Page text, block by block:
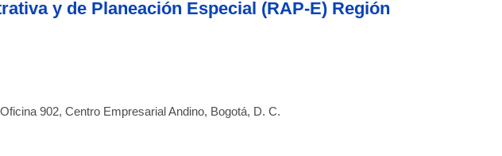
y de Planeación Especial (RAP-E) Región
902, Centro Empresarial Andino, Bogotá, D. C.